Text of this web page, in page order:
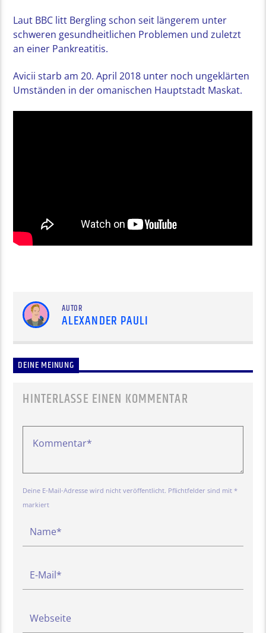
Laut BBC litt Bergling schon seit längerem unter
schweren gesundheitlichen Problemen und zuletzt
an einer Pankreatitis.
Avicii starb am 20. April 2018 unter noch ungeklärten
Umständen in der omanischen Hauptstadt Maskat.
AUTOR
ALEXANDER PAULI
DEINE MEINUNG
HINTERLASSE EINEN KOMMENTAR
Deine E-Mail-Adresse wird nicht veröffentlicht. Pflichtfelder sind mit *
markiert